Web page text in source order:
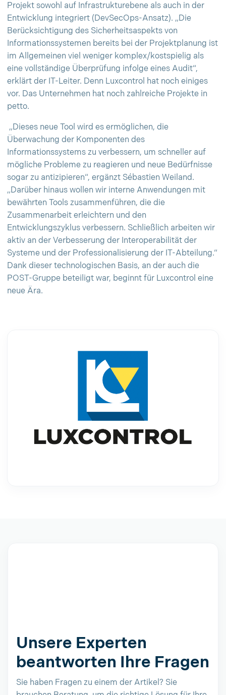
Projekt sowohl auf Infrastrukturebene als auch in der
Entwicklung integriert (DevSecOps-Ansatz). „Die
Berücksichtigung des Sicherheitsaspekts von
Informationssystemen bereits bei der Projektplanung ist
im Allgemeinen viel weniger komplex/kostspielig als
eine vollständige Überprüfung infolge eines Audit“,
erklärt der IT-Leiter. Denn Luxcontrol hat noch einiges
vor. Das Unternehmen hat noch zahlreiche Projekte in
petto.
„Dieses neue Tool wird es ermöglichen, die
Überwachung der Komponenten des
Informationssystems zu verbessern, um schneller auf
mögliche Probleme zu reagieren und neue Bedürfnisse
sogar zu antizipieren“, ergänzt Sébastien Weiland.
„Darüber hinaus wollen wir interne Anwendungen mit
bewährten Tools zusammenführen, die die
Zusammenarbeit erleichtern und den
Entwicklungszyklus verbessern. Schließlich arbeiten wir
aktiv an der Verbesserung der Interoperabilität der
Systeme und der Professionalisierung der IT-Abteilung.“
Dank dieser technologischen Basis, an der auch die
POST-Gruppe beteiligt war, beginnt für Luxcontrol eine
neue Ära.
Unsere Experten
beantworten Ihre Fragen
Sie haben Fragen zu einem der Artikel? Sie